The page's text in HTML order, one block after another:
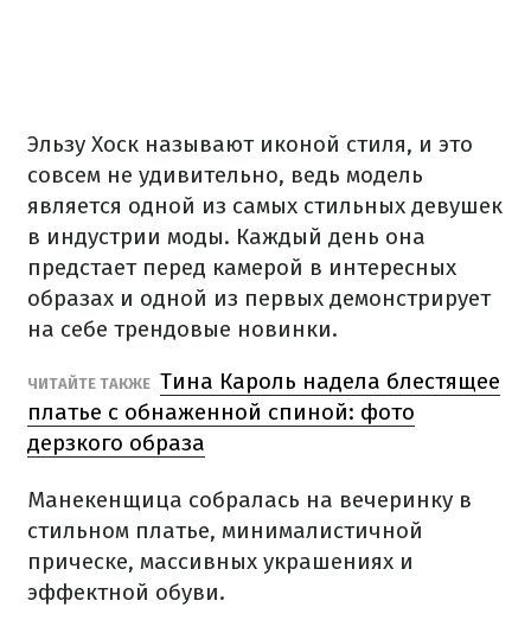
Эльзу Хоск называют иконой стиля, и это
совсем не удивительно, ведь модель
является одной из самых стильных девушек
в индустрии моды. Каждый день она
предстает перед камерой в интересных
образах и одной из первых демонстрирует
на себе трендовые новинки.
ЧИТАЙТЕ ТАКЖЕ Тина Кароль надела блестящее
платье с обнаженной спиной: фото
дерзкого образа
Манекенщица собралась на вечеринку в
стильном платье, минималистичной
прическе, массивных украшениях и
эффектной обуви.